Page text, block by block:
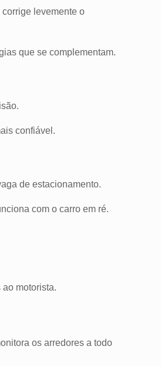
levemente o
que se complementam.
confiável.
de estacionamento.
com o carro em ré.
motorista.
os arredores a todo